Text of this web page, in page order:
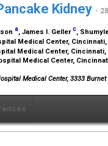
Kidney -
a, James I. Gellerc,
Medical Center, Cincinnati,
Medical Center, Cincinnati,
Medical Center,
Medical Center, 3333 Burnet